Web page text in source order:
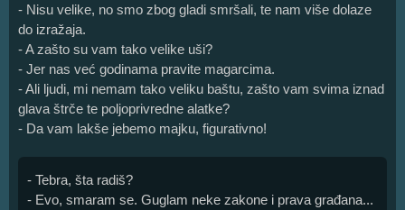
- Nisu velike, no smo zbog gladi smršali, te nam više dolaze
do izražaja.
- A zašto su vam tako velike uši?
- Jer nas već godinama pravite magarcima.
- Ali ljudi, mi nemam tako veliku baštu, zašto vam svima iznad
glava štrče te poljoprivredne alatke?
- Da vam lakše jebemo majku, figurativno!
- Tebra, šta radiš?
- Evo, smaram se. Guglam neke zakone i prava građana...